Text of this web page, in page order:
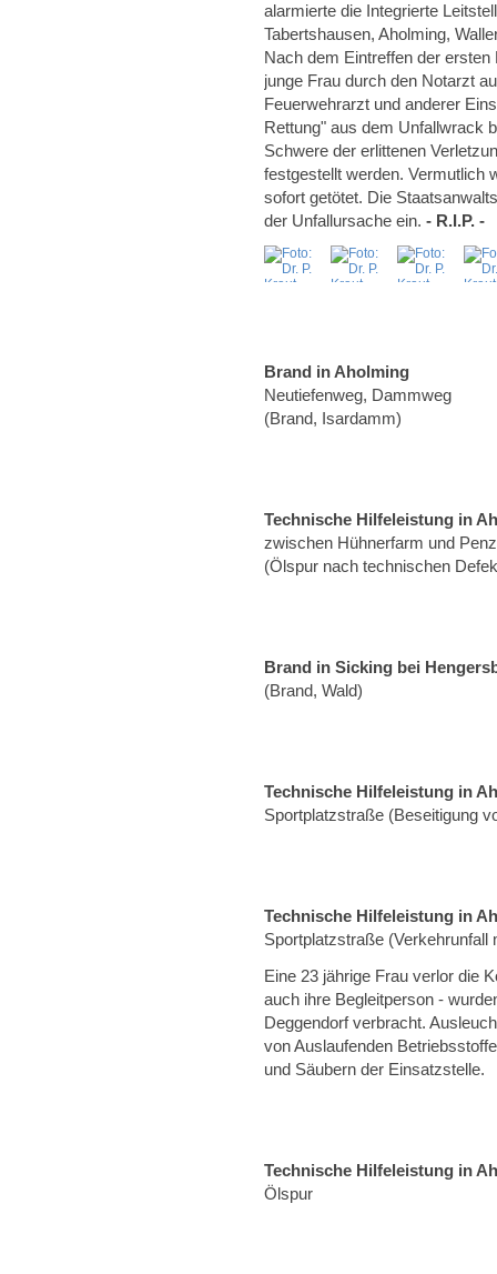
alarmierte die Integrierte
Tabertshausen, Aholming,
Nach dem Eintreffen der
junge Frau durch den Notarzt
Feuerwehrarzt und anderer
Rettung" aus dem Unfallwrack
Schwere der erlittenen
festgestellt werden. Vermutlich
sofort getötet. Die
der Unfallursache ein. - R.I.P. -
Brand in Aholming
Neutiefenweg, Dammweg
(Brand, Isardamm)
Technische Hilfeleistung in
zwischen Hühnerfarm und
(Ölspur nach technischen
Brand in Sicking bei
(Brand, Wald)
Technische Hilfeleistung in
Sportplatzstraße (Beseitigung
Technische Hilfeleistung in
Sportplatzstraße (Verkehrunfall
Eine 23 jährige Frau verlor die
auch ihre Begleitperson -
Deggendorf verbracht.
von Auslaufenden
und Säubern der Einsatzstelle.
Technische Hilfeleistung in
Ölspur